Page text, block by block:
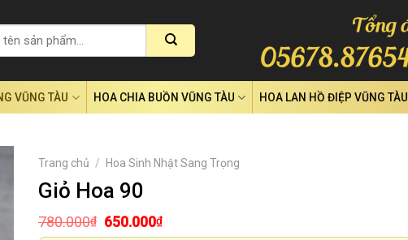
VŨNG TÀU HOA CHIA BUỒN VŨNG TÀU HOA LAN HỒ ĐIỆP VŨNG TÀU
Trang chủ / Hoa Sinh Nhật Sang Trọng
Giỏ Hoa 90
780.000₫
Giá
gốc
650.000₫Giá
hiện